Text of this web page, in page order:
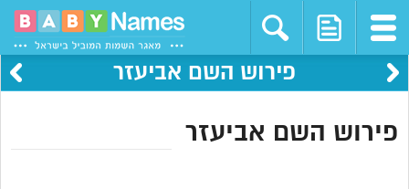
פירוש השם אביעזר
פירוש השם אביעזר